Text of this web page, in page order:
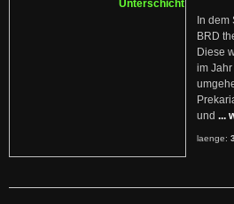
In
BRD
Diese
im
und ...
laenge: